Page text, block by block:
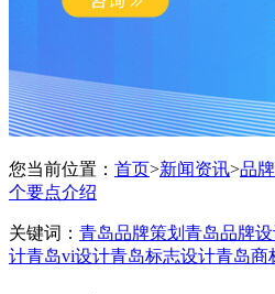
您当前位置： 首页>新闻资讯>品
个要点介绍
关键词： 青岛品牌策划 青岛品牌
计青岛vi设计青岛标志设计青岛商